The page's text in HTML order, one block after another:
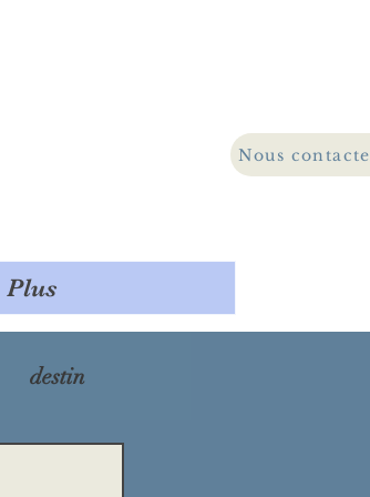
Nous
Plus
destin